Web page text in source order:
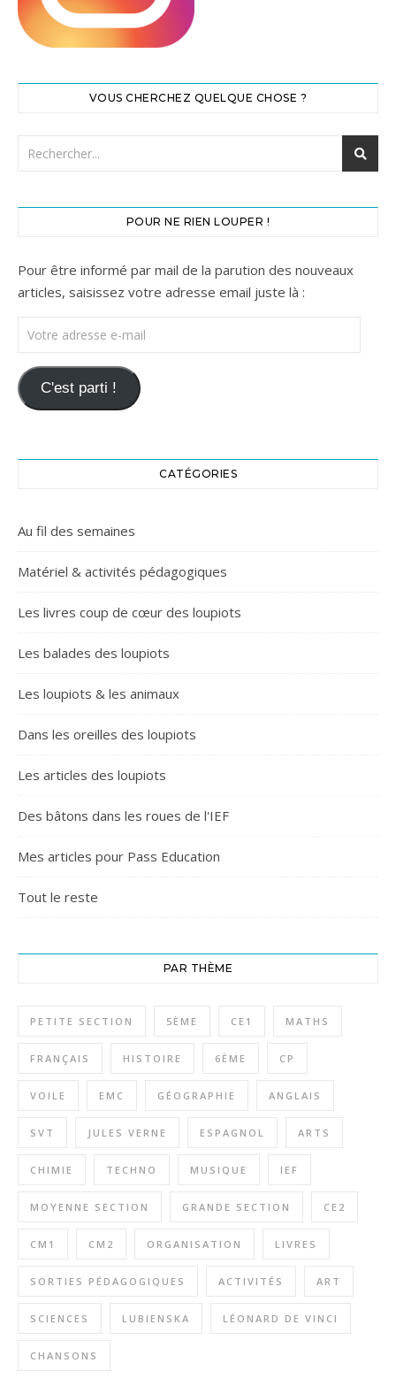
VOUS CHERCHEZ QUELQUE CHOSE ?
POUR NE RIEN LOUPER !
Pour être informé par mail de la parution des nouveaux
articles, saisissez votre adresse email juste là :
Votre adresse e-mail
C'est parti !
CATÉGORIES
Au fil des semaines
Matériel & activités pédagogiques
Les livres coup de cœur des loupiots
Les balades des loupiots
Les loupiots & les animaux
Dans les oreilles des loupiots
Les articles des loupiots
Des bâtons dans les roues de l'IEF
Mes articles pour Pass Education
Tout le reste
PAR THÈME
PETITE SECTION 5ÈME CE1 MATHS
FRANÇAIS HISTOIRE 6ÈME CP
VOILE EMC GÉOGRAPHIE ANGLAIS
SVT JULES VERNE ESPAGNOL ARTS
CHIMIE TECHNO MUSIQUE IEF
MOYENNE SECTION GRANDE SECTION CE2
CM1 CM2 ORGANISATION LIVRES
SORTIES PÉDAGOGIQUES ACTIVITÉS ART
SCIENCES LUBIENSKA LÉONARD DE VINCI
CHANSONS